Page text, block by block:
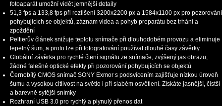
fotoaparát umožní vidět jemnější detaily
51,3 fps a 133,8 fps při rozlišení 3200x2200 px a 1584x1100 px pro pozorování
pohybujících se objektů, záznam videa a pohyb preparátu bez trhání a
zpoždění
Peltierův článek snižuje teplotu snímače při dlouhodobém provozu a eliminuje
tepelný šum, a proto lze při fotografování používat dlouhé časy závěrky
Globální závěrka pro rychlé čtení signálu ze snímače, zvýšený jas obrazu,
žádné falešné optické efekty při pozorování pohybujících se objektů
Černobílý CMOS snímač SONY Exmor s podsvícením zajišťuje nízkou úroveň
šumu a vysokou citlivost na světlo i při slabém osvětlení. Získáte jasnější, čistší
a barevně sytější snímky
Rozhraní USB 3.0 pro rychlý a plynulý přenos dat